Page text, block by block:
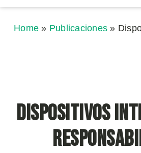
Home » Publicaciones »
Dispositivos